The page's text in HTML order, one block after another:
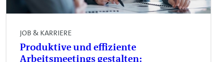
JOB & KARRIERE
Produktive und effiziente
Arbeitsmeetings gestalten: